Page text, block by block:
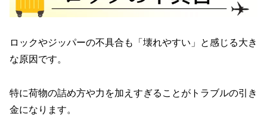
ロックやジッパーの不具合も「壊れやすい」と感じる大き
な原因です。
特に荷物の詰め方や力を加えすぎることがトラブルの引き
金になります。